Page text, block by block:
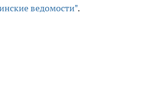
ведомости".